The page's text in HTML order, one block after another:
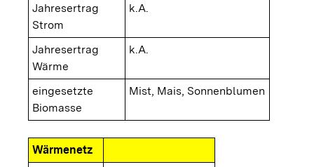
Jahresertrag
Strom
k.A.
Jahresertrag
Wärme
k.A.
eingesetzte
Biomasse
Mist, Mais, Sonnenblumen
Wärmenetz